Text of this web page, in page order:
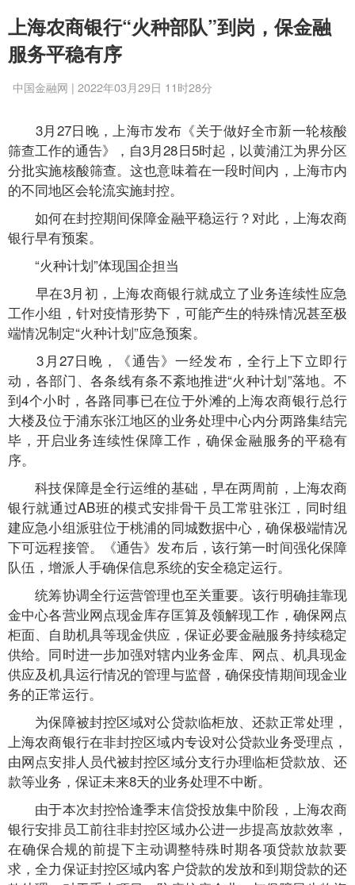
上海农商银行“火种部队”到岗，保金融
服务平稳有序
中国金融网 | 2022年03月29日 11时28分
3月27日晚，上海市发布《关于做好全市新一轮核酸
筛查工作的通告》，自3月28日5时起，以黄浦江为界分区
分批实施核酸筛查。这也意味着在一段时间内，上海市内
的不同地区会轮流实施封控。
如何在封控期间保障金融平稳运行？对此，上海农商
银行早有预案。
“火种计划”体现国企担当
早在3月初，上海农商银行就成立了业务连续性应急
工作小组，针对疫情形势下，可能产生的特殊情况甚至极
端情况制定“火种计划”应急预案。
3月27日晚，《通告》一经发布，全行上下立即行
动，各部门、各条线有条不紊地推进“火种计划”落地。不
到4个小时，各路同事已在位于外滩的上海农商银行总行
大楼及位于浦东张江地区的业务处理中心内分两路集结完
毕，开启业务连续性保障工作，确保金融服务的平稳有
序。
科技保障是全行运维的基础，早在两周前，上海农商
银行就通过AB班的模式安排骨干员工常驻张江，同时组
建应急小组派驻位于桃浦的同城数据中心，确保极端情况
下可远程接管。《通告》发布后，该行第一时间强化保障
队伍，增派人手确保信息系统的安全稳定运行。
统筹协调全行运营管理也至关重要。该行明确挂靠现
金中心各营业网点现金库存匡算及领解现工作，确保网点
柜面、自助机具等现金供应，保证必要金融服务持续稳定
供给。同时进一步加强对辖内业务金库、网点、机具现金
供应及机具运行情况的管理与监督，确保疫情期间现金业
务的正常运行。
为保障被封控区域对公贷款临柜放、还款正常处理，
上海农商银行在非封控区域内专设对公贷款业务受理点，
由网点安排人员代被封控区域分支行办理临柜贷款放、还
款等业务，保证未来8天的业务处理不中断。
由于本次封控恰逢季末信贷投放集中阶段，上海农商
银行安排员工前往非封控区域办公进一步提高放款效率，
在确保合规的前提下主动调整特殊时期各项贷款放款要
求，全力保证封控区域内客户贷款的发放和到期贷款的还